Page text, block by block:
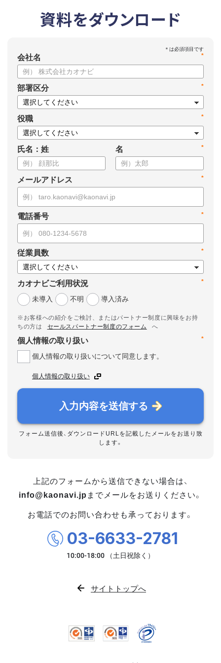
資料をダウンロード
*
会社名
*
部署区分
*
役職
氏名：姓 *
名
*
メールアドレス
*
電話番号
*
従業員数
*
カオナビご利用状況
未導入
不明 導入済み
※お客様への紹介をご検討、またはパートナー制度に興味をお持
ちの方は
セールスパートナー制度のフォーム
へ
*
個人情報の取り扱い
個人情報の取り扱いについて同意します。
個人情報の取り扱い
入力内容を送信する
フォーム送信後、ダウンロードURLを記載したメールをお送り致
します。
上記のフォームから送信できない場合は、
info@kaonavi.jp までメールをお送りください。
お電話でのお問い合わせも承っております。
03-6633-2781
サイトトップへ